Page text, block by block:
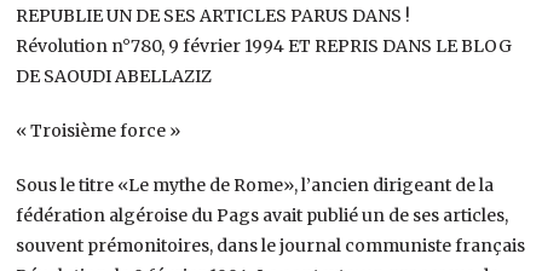
REPUBLIE UN DE SES ARTICLES PARUS DANS !
Révolution n°780, 9 février 1994 ET REPRIS DANS LE BLOG
DE SAOUDI ABELLAZIZ
« Troisième force »
Sous le titre «Le mythe de Rome», l’ancien dirigeant de la
fédération algéroise du Pags avait publié un de ses articles,
souvent prémonitoires, dans le journal communiste français